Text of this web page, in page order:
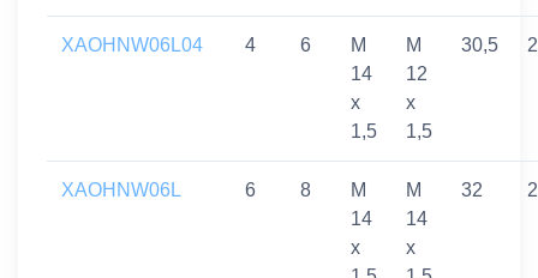
XAOHNW06L04 4 6
M
14
x
1,5
M
12
x
1,5
30,5
XAOHNW06L 6 8
M
14
x
M
14
x
32